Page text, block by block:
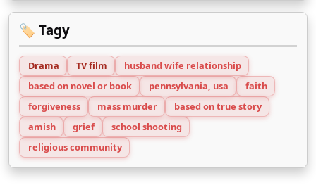
🏷️ Tagy
Drama TV film
husband wife relationship
based on novel or book
pennsylvania, usa
faith
forgiveness
mass murder
based on true story
amish
grief
school shooting
religious community